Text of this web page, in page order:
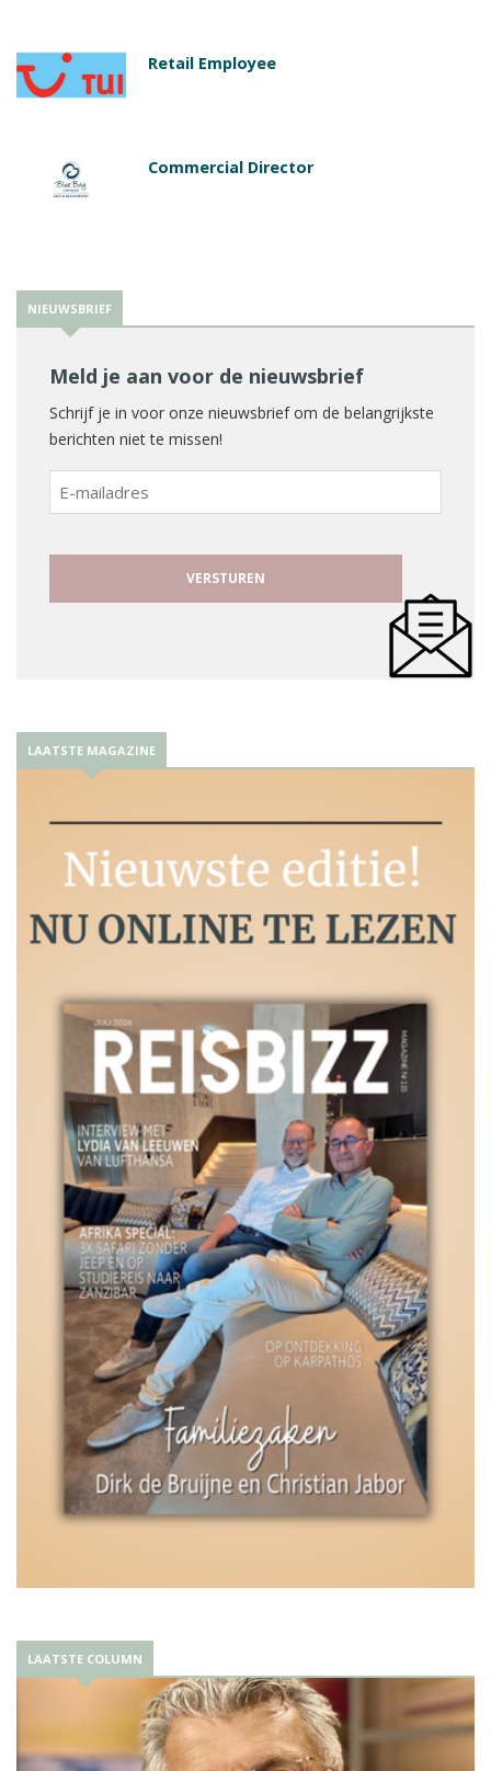
Retail Employee
Commercial Director
NIEUWSBRIEF
Meld je aan voor de nieuwsbrief
Schrijf je in voor onze nieuwsbrief om de belangrijkste
berichten niet te missen!
E-
mailadres
LAATSTE MAGAZINE
LAATSTE COLUMN